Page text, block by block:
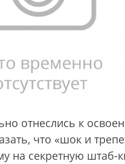
отнеслись к
что «шок и
на секретную